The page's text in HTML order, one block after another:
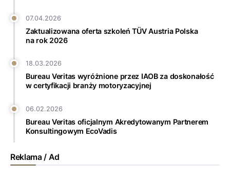
07.04.2026
Zaktualizowana oferta szkoleń TÜV Austria Polska
na rok 2026
18.03.2026
Bureau Veritas wyróżnione przez IAOB za doskonałość
w certyfikacji branży motoryzacyjnej
06.02.2026
Bureau Veritas oficjalnym Akredytowanym Partnerem
Konsultingowym EcoVadis
Reklama / Ad